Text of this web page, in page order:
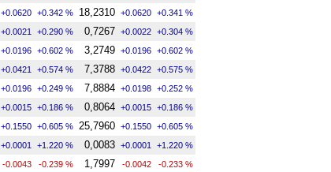
+0.0620 +0.342 % 18,2310 +0.0620 +0.341 %
+0.0021 +0.290 % 0,7267 +0.0022 +0.304 %
+0.0196 +0.602 % 3,2749 +0.0196 +0.602 %
+0.0421 +0.574 % 7,3788 +0.0422 +0.575 %
+0.0196 +0.249 % 7,8884 +0.0198 +0.252 %
+0.0015 +0.186 % 0,8064 +0.0015 +0.186 %
+0.1550 +0.605 % 25,7960 +0.1550 +0.605 %
+0.0001 +1.220 % 0,0083 +0.0001 +1.220 %
-0.0043 -0.239 % 1,7997 -0.0042 -0.233 %